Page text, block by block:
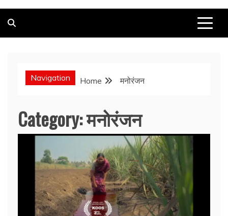
Navigation Home मनोरंजन
Category:मनोरंजन